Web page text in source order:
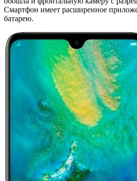
Смартфон имеет расширенное
батарею.